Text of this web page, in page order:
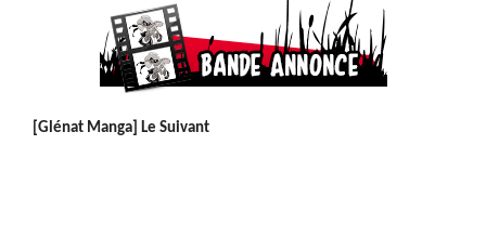
[Glénat Manga] Le Suivant